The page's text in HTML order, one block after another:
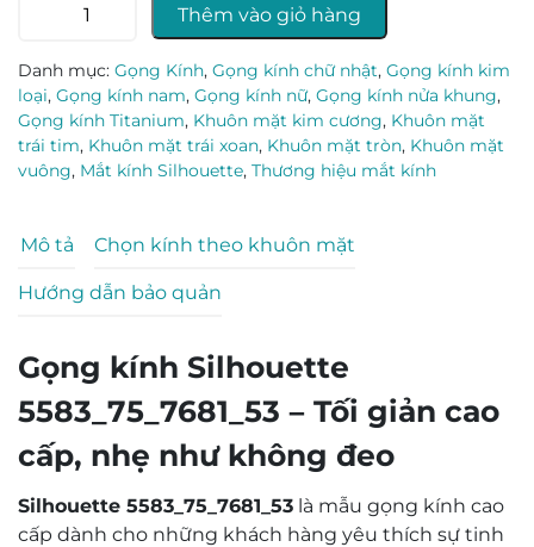
5583_75_7681_53
số
lượng
Thêm vào giỏ hàng
Danh mục: Gọng Kính, Gọng kính chữ nhật, Gọng kính kim
loại, Gọng kính nam, Gọng kính nữ, Gọng kính nửa khung,
Gọng kính Titanium, Khuôn mặt kim cương, Khuôn mặt
trái tim, Khuôn mặt trái xoan, Khuôn mặt tròn, Khuôn mặt
vuông, Mắt kính Silhouette, Thương hiệu mắt kính
Mô tả Chọn kính theo khuôn mặt
Hướng dẫn bảo quản
Gọng kính Silhouette
5583_75_7681_53 – Tối giản cao
cấp, nhẹ như không đeo
Silhouette 5583_75_7681_53 là mẫu gọng kính cao
cấp dành cho những khách hàng yêu thích sự tinh